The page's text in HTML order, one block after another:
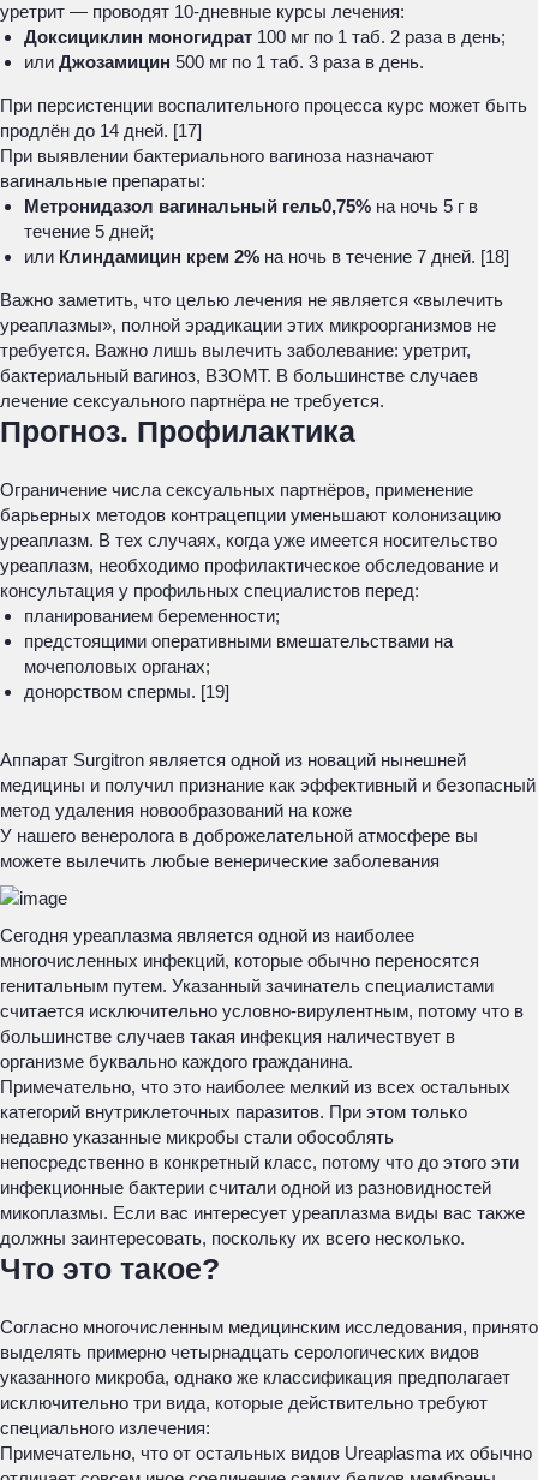
уретрит — проводят 10-дневные курсы лечения:
Доксициклин моногидрат 100 мг по 1 таб. 2 раза в день;
или Джозамицин 500 мг по 1 таб. 3 раза в день.
При персистенции воспалительного процесса курс может быть
продлён до 14 дней. [17]
При выявлении бактериального вагиноза назначают
вагинальные препараты:
Метронидазол вагинальный гель0,75% на ночь 5 г в
течение 5 дней;
или Клиндамицин крем 2% на ночь в течение 7 дней. [18]
Важно заметить, что целью лечения не является «вылечить
уреаплазмы», полной эрадикации этих микроорганизмов не
требуется. Важно лишь вылечить заболевание: уретрит,
бактериальный вагиноз, ВЗОМТ. В большинстве случаев
лечение сексуального партнёра не требуется.
Прогноз. Профилактика
Ограничение числа сексуальных партнёров, применение
барьерных методов контрацепции уменьшают колонизацию
уреаплазм. В тех случаях, когда уже имеется носительство
уреаплазм, необходимо профилактическое обследование и
консультация у профильных специалистов перед:
планированием беременности;
предстоящими оперативными вмешательствами на
мочеполовых органах;
донорством спермы. [19]
Аппарат Surgitron является одной из новаций нынешней
медицины и получил признание как эффективный и безопасный
метод удаления новообразований на коже
У нашего венеролога в доброжелательной атмосфере вы
можете вылечить любые венерические заболевания
Сегодня уреаплазма является одной из наиболее
многочисленных инфекций, которые обычно переносятся
генитальным путем. Указанный зачинатель специалистами
считается исключительно условно-вирулентным, потому что в
большинстве случаев такая инфекция наличествует в
организме буквально каждого гражданина.
Примечательно, что это наиболее мелкий из всех остальных
категорий внутриклеточных паразитов. При этом только
недавно указанные микробы стали обособлять
непосредственно в конкретный класс, потому что до этого эти
инфекционные бактерии считали одной из разновидностей
микоплазмы. Если вас интересует уреаплазма виды вас также
должны заинтересовать, поскольку их всего несколько.
Что это такое?
Согласно многочисленным медицинским исследования, принято
выделять примерно четырнадцать серологических видов
указанного микроба, однако же классификация предполагает
исключительно три вида, которые действительно требуют
специального излечения:
Примечательно, что от остальных видов Ureaplasma их обычно